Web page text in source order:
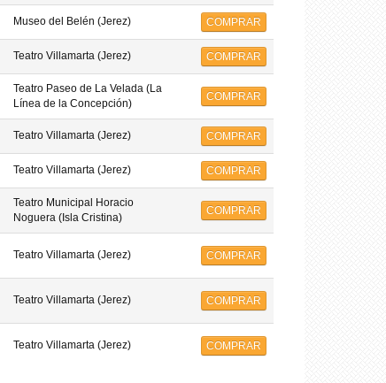
Museo del Belén (Jerez) COMPRAR
Teatro Villamarta (Jerez) COMPRAR
Teatro Paseo de La Velada (La
Línea de la Concepción)
COMPRAR
Teatro Villamarta (Jerez) COMPRAR
Teatro Villamarta (Jerez) COMPRAR
Teatro Municipal Horacio
Noguera (Isla Cristina)
COMPRAR
Teatro Villamarta (Jerez) COMPRAR
Teatro Villamarta (Jerez) COMPRAR
Teatro Villamarta (Jerez) COMPRAR